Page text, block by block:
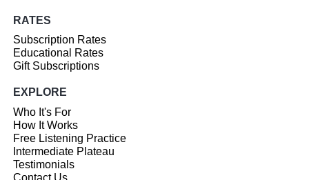
RATES
Subscription Rates
Educational Rates
Gift Subscriptions
EXPLORE
Who It's For
How It Works
Free Listening Practice
Intermediate Plateau
Testimonials
Contact Us